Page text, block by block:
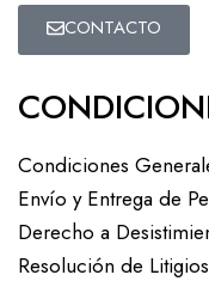
CONTACTO
Condiciones
Envío y Entrega de
Derecho a
Resolución de Litigios